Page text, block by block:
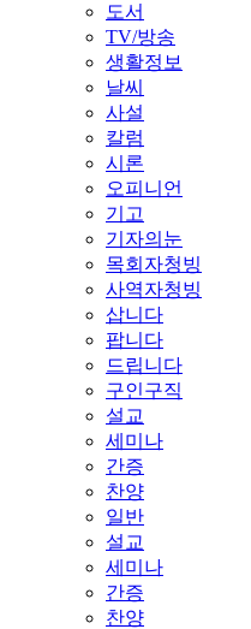
도서
TV/방송
생활정보
날씨
사설
칼럼
시론
오피니언
기고
기자의눈
목회자청빙
사역자청빙
삽니다
팝니다
드립니다
구인구직
설교
세미나
간증
찬양
일반
설교
세미나
간증
찬양